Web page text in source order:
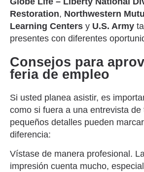
Restoration, Northwestern
Learning Centers y U.S. Army
presentes con diferentes
Consejos para
feria de empleo
Si usted planea asistir, es
como si fuera a una entrevista de
pequeños detalles pueden
diferencia:
Vístase de manera profesional.
impresión cuenta mucho,